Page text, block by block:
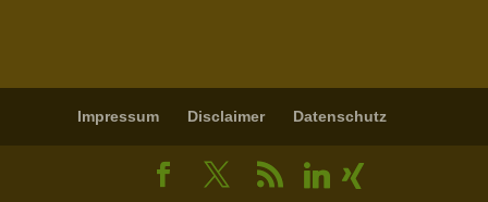
Impressum Disclaimer Daten­schutz